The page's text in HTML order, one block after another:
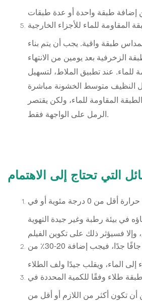
المقاومة للماء للأجزاء الخارجية
طبقة واقية. يجب أن يتم بناء
الزخرفية بعد يومين من الانتهاء
للماء. عند تطبيق الملاط، لتسهيل
النظيف متوسط الخشونة مباشرة
المقاومة للماء، ولكن يقتصر
التي تحتاج إلى الاهتمام
لا يمكن بناؤه في درجة حرارة أقل من 0 درجة مئوية أو في
في بيئة رطبة وغير جيدة التهوية
إذا كان سطح القاعدة جافًا جدًا، فيجب إضافة 20-30٪ من
طلاء وفقًا للكمية المحددة في
أن تكون أكثر من اللازم أو أقل من